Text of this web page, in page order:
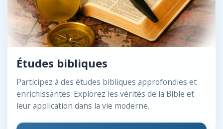
Études bibliques
Participez à des études bibliques approfondies et
enrichissantes. Explorez les vérités de la Bible et
leur application dans la vie moderne.